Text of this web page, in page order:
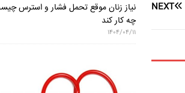
NEXT
نیاز زنان موقع تحمل فشار و استرس
چه کار کند
۱۴۰۴/۰۴/۱۱